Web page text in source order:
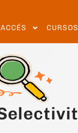
CURSOS